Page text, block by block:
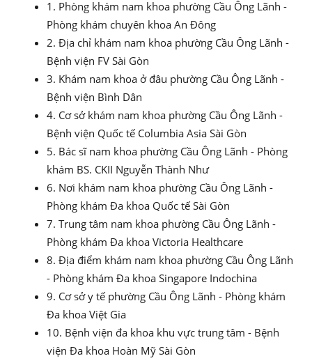
1. Phòng khám nam khoa phường Cầu Ông Lãnh -
Phòng khám chuyên khoa An Đông
2. Địa chỉ khám nam khoa phường Cầu Ông Lãnh -
Bệnh viện FV Sài Gòn
3. Khám nam khoa ở đâu phường Cầu Ông Lãnh -
Bệnh viện Bình Dân
4. Cơ sở khám nam khoa phường Cầu Ông Lãnh -
Bệnh viện Quốc tế Columbia Asia Sài Gòn
5. Bác sĩ nam khoa phường Cầu Ông Lãnh - Phòng
khám BS. CKII Nguyễn Thành Như
6. Nơi khám nam khoa phường Cầu Ông Lãnh -
Phòng khám Đa khoa Quốc tế Sài Gòn
7. Trung tâm nam khoa phường Cầu Ông Lãnh -
Phòng khám Đa khoa Victoria Healthcare
8. Địa điểm khám nam khoa phường Cầu Ông Lãnh
- Phòng khám Đa khoa Singapore Indochina
9. Cơ sở y tế phường Cầu Ông Lãnh - Phòng khám
Đa khoa Việt Gia
10. Bệnh viện đa khoa khu vực trung tâm - Bệnh
viện Đa khoa Hoàn Mỹ Sài Gòn